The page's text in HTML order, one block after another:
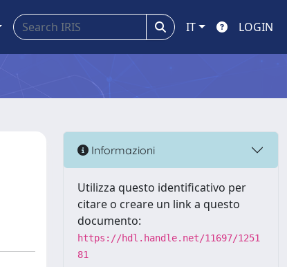
IT LOGIN
Informazioni
Utilizza questo identificativo per
citare o creare un link a questo
documento:
https://hdl.handle.net/11697/1251
81